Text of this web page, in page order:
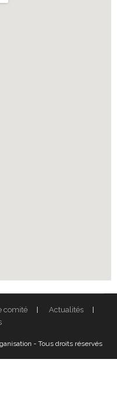
comité
Actualités
- Tous droits réservés